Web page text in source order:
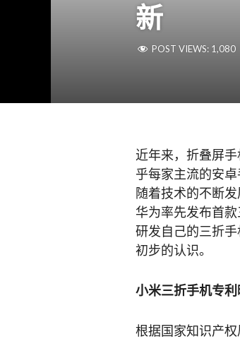
新
POST VIEWS: 1,080
近年来，折叠屏
乎每家主流的安
随着技术的不断
华为率先发布首
研发自己的三折
初步的认识。
小米三折手机专
根据国家知识产